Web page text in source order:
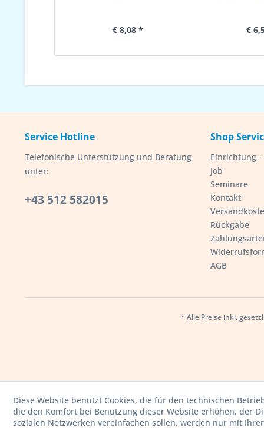
€ 8,08 * €
Service Hotline
Telefonische Unterstützung und Beratung
unter:
+43 512 582015
Shop
Einrichtung -
Job
Seminare
Kontakt
Rückgabe
AGB
* Alle Preise inkl.
Diese Website benutzt Cookies, die für den technischen
die den Komfort bei Benutzung dieser Website erhöhen, der
sozialen Netzwerken vereinfachen sollen, werden nur mit